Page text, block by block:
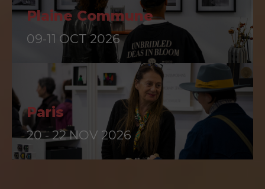
Plaine Commune
09-11 OCT 2026
Paris
20 - 22 NOV 2026